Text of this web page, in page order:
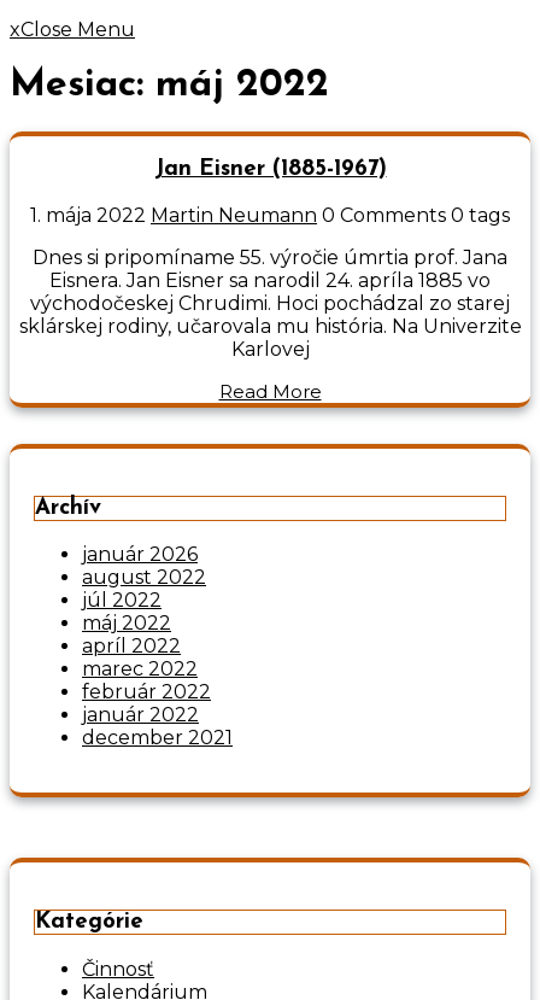
xClose Menu
Mesiac: máj 2022
Jan Eisner (1885-1967)
1. mája 2022 Martin Neumann 0 Comments 0 tags
Dnes si pripomíname 55. výročie úmrtia prof. Jana
Eisnera. Jan Eisner sa narodil 24. apríla 1885 vo
východočeskej Chrudimi. Hoci pochádzal zo starej
sklárskej rodiny, učarovala mu história. Na Univerzite
Karlovej
Read More
Archív
január 2026
august 2022
júl 2022
máj 2022
apríl 2022
marec 2022
február 2022
január 2022
december 2021
Kategórie
Činnosť
Kalendárium